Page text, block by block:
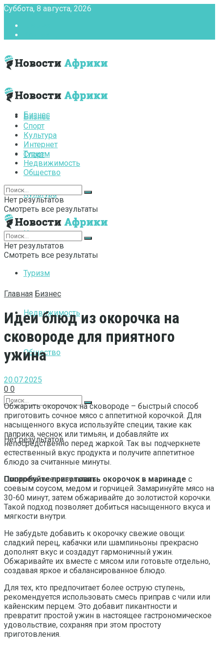
Суббота, 8 августа, 2026
Бизнес
Спорт
Культура
Интернет
Туризм
Недвижимость
Общество
Нет результатов
Смотреть все результаты
Бизнес
Спорт
Культура
Интернет
Туризм
Недвижимость
Общество
Нет результатов
Смотреть все результаты
Нет результатов
Смотреть все результаты
Главная Бизнес
Идеи блюд из окорочка на
сковороде для приятного
ужина
20.07.2025
0 0
Обжарить окорочок на сковороде – быстрый способ
приготовить сочное мясо с аппетитной корочкой. Для
насыщенного вкуса используйте специи, такие как
паприка, чеснок или тимьян, и добавляйте их
непосредственно перед жаркой. Так вы подчеркнете
естественный вкус продукта и получите аппетитное
блюдо за считанные минуты.
Попробуйте приготовить окорочок в маринаде с
соевым соусом, медом и горчицей. Замаринуйте мясо на
30-60 минут, затем обжаривайте до золотистой корочки.
Такой подход позволяет добиться насыщенного вкуса и
мягкости внутри.
Не забудьте добавить к окорочку свежие овощи:
сладкий перец, кабачки или шампиньоны прекрасно
дополнят вкус и создадут гармоничный ужин.
Обжаривайте их вместе с мясом или готовьте отдельно,
создавая яркое и сбалансированное блюдо.
Для тех, кто предпочитает более острую ступень,
рекомендуется использовать смесь приправ с чили или
кайенским перцем. Это добавит пикантности и
превратит простой ужин в настоящее гастрономическое
удовольствие, сохраняя при этом простоту
приготовления.